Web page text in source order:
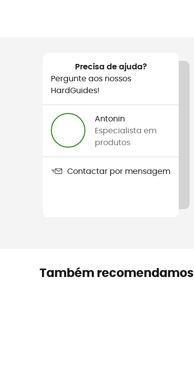
Precisa de ajuda?
Pergunte aos nossos
HardGuides!
Antonin
Especialista em
produtos
Contactar por mensagem
Também recomendamos